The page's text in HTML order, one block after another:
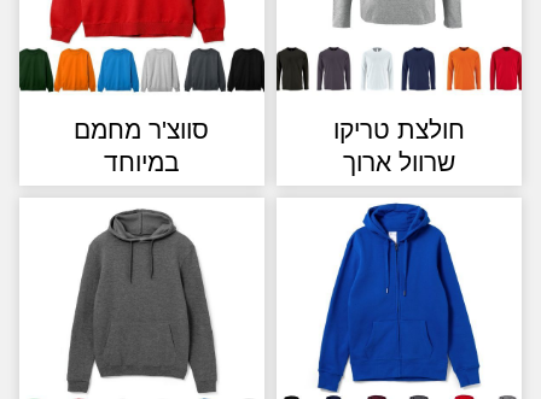
חולצת טריקו
שרוול ארוך
סווצ'ר מחמם
במיוחד